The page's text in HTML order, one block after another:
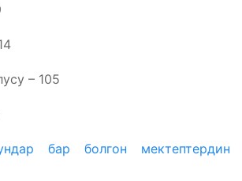
– 105
бар болгон мектептердин